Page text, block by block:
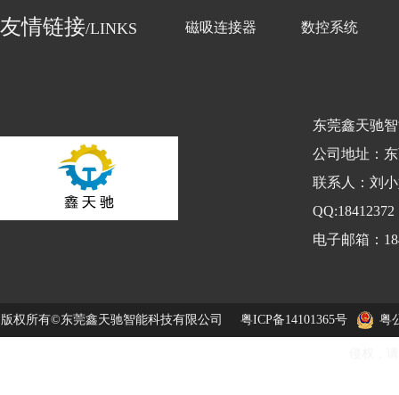
友情链接/LINKS 磁吸连接器 数控系统
东莞鑫天驰
公司地址：
联系人：刘
电子邮箱：
版权所有©东莞鑫天驰智能科技有限公司 粤ICP备14101365号 粤